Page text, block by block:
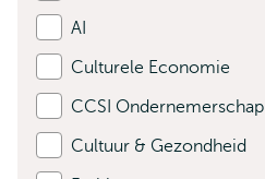
AI
Culturele Economie
CCSI Ondernemerschap
Cultuur & Gezondheid